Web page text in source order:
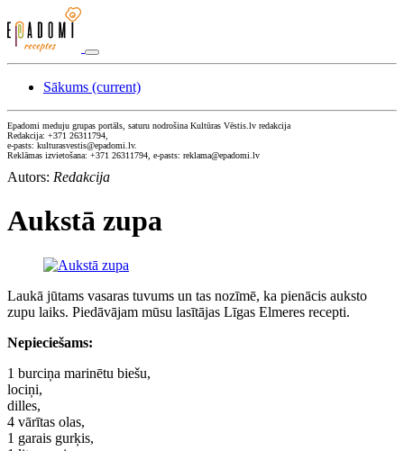
Sākums (current)
Epadomi meduju grupas portāls, saturu nodrošina Kultūras Vēstis.lv redakcija
Redakcija: +371 26311794,
e-pasts: kulturasvestis@epadomi.lv.
Reklāmas izvietošana: +371 26311794, e-pasts: reklama@epadomi.lv
Autors: Redakcija
Aukstā zupa
Laukā jūtams vasaras tuvums un tas nozīmē, ka pienācis auksto
zupu laiks. Piedāvājam mūsu lasītājas Līgas Elmeres recepti.
Nepieciešams:
1 burciņa marinētu biešu,
lociņi,
dilles,
4 vārītas olas,
1 garais gurķis,